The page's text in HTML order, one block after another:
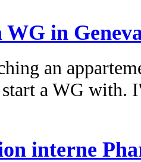
WG in
an
a WG with.
interne